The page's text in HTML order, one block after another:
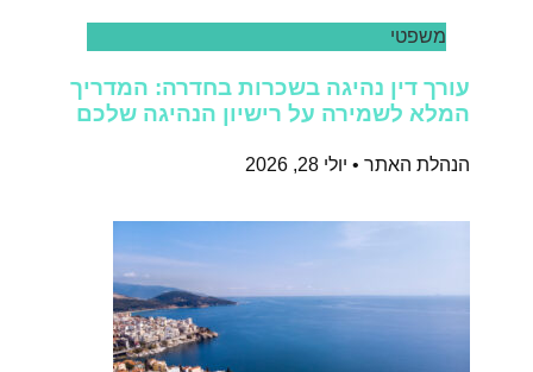
משפטי
עורך דין נהיגה בשכרות בחדרה: המדריך
המלא לשמירה על רישיון הנהיגה שלכם
הנהלת האתר יולי 28, 2026